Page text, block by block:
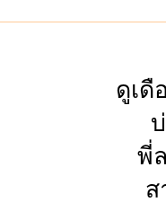
ดูเดื
พี่
ส